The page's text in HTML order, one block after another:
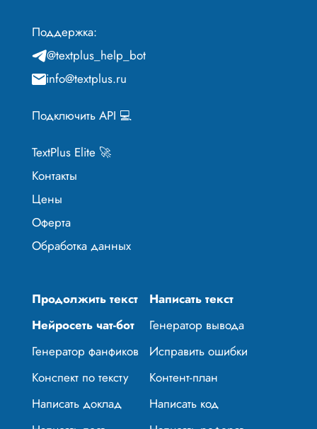
Поддержка:
@textplus_help_bot
info@textplus.ru
Подключить API 💻
TextPlus Elite 🚀
Контакты
Цены
Оферта
Обработка данных
Продолжить текст
Написать текст
Нейросеть чат-бот
Генератор вывода
Генератор фанфиков
Исправить ошибки
Конспект по тексту
Контент-план
Написать доклад
Написать код